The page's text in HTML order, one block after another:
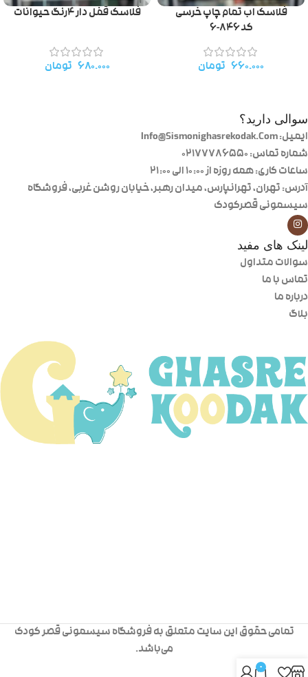
فلاسک اب تمام چاپ خرسی
کد۸۴۶-۶
۶۶۰.۰۰۰ تومان
فلاسک قفل دار ۴رنگ حیوانات
۶۸۰.۰۰۰ تومان
سوالی دارید؟
ایمیل: Info@Sismonighasrekodak.Com
شماره تماس: 02177786550
ساعات کاری: همه روزه از ۱۰:۰۰ الی ۲۱:۰۰
آدرس: تهران، تهرانپارس، میدان رهبر، خیابان روشن غربی، فروشگاه
سیسمونی قصرکودک
لینک های مفید
سوالات متداول
تماس با ما
درباره ما
بلاگ
تمامی حقوق این سایت متعلق به فروشگاه سیسمونی قصر کودک
می‌باشد.
0